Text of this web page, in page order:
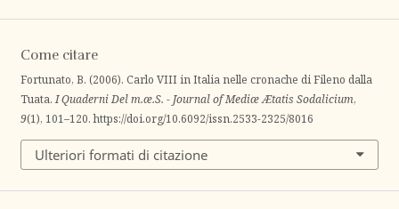
Come citare
Fortunato, B. (2006). Carlo VIII in Italia nelle cronache di Fileno dalla
Tuata.I Quaderni Del m.æ.S. - Journal of Mediæ Ætatis Sodalicium,
9(1), 101–120. https://doi.org/10.6092/issn.2533-2325/8016
Ulteriori formati di citazione